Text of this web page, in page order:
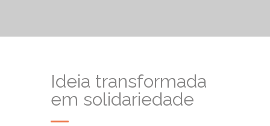
Ideia transformada
em solidariedade